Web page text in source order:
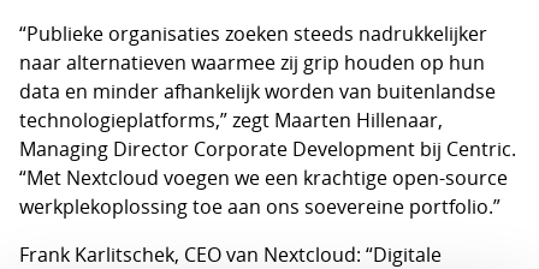
“Publieke organisaties zoeken steeds nadrukkelijker
naar alternatieven waarmee zij grip houden op hun
data en minder afhankelijk worden van buitenlandse
technologieplatforms,” zegt Maarten Hillenaar,
Managing Director Corporate Development bij Centric.
“Met Nextcloud voegen we een krachtige open-source
werkplekoplossing toe aan ons soevereine portfolio.”
Frank Karlitschek, CEO van Nextcloud: “Digitale